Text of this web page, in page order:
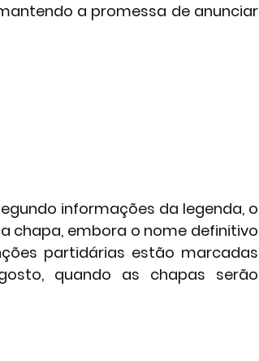
a promessa de anunciar
informações da legenda, o
chapa, embora o nome definitivo
partidárias estão marcadas
quando as chapas serão